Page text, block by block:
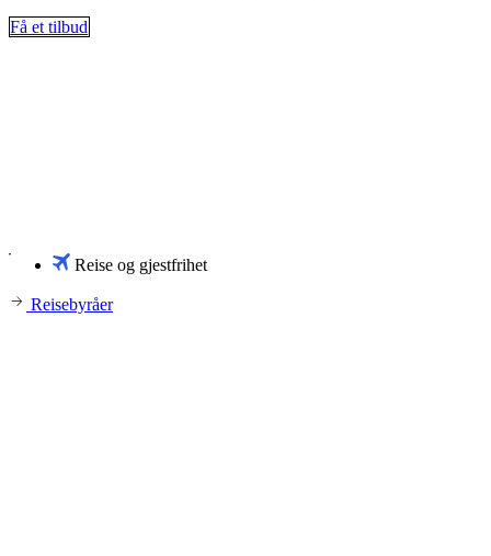
Få et tilbud
Reise og gjestfrihet
Reisebyråer